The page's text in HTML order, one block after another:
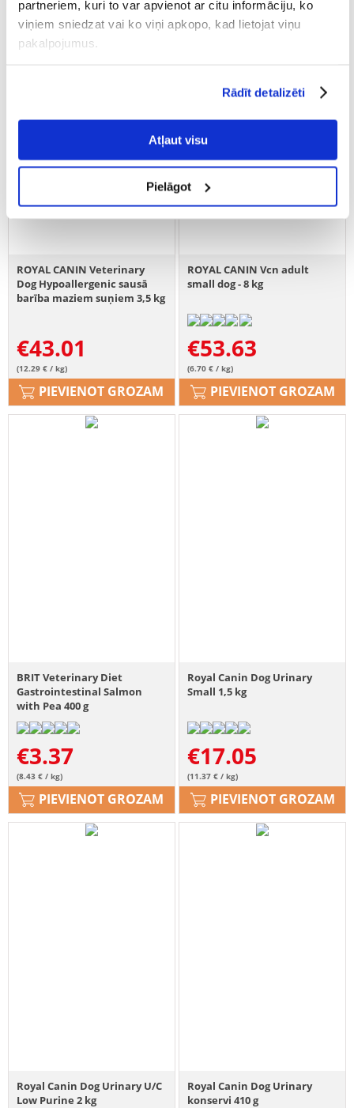
partneriem, kuri to var apvienot ar citu informāciju, ko
viņiem sniedzat vai ko viņi apkopo, kad lietojat viņu
pakalpojumus.
Rādīt detalizēti
Atļaut visu
Pielāgot
ROYAL CANIN Veterinary
Dog Hypoallergenic sausā
barība maziem suņiem 3,5 kg
€43.01
(12.29 € / kg)
PIEVIENOT GROZAM
ROYAL CANIN Vcn adult
small dog - 8 kg
€53.63
(6.70 € / kg)
PIEVIENOT GROZAM
BRIT Veterinary Diet
Gastrointestinal Salmon
with Pea 400 g
€3.37
(8.43 € / kg)
PIEVIENOT GROZAM
Royal Canin Dog Urinary
Small 1,5 kg
€17.05
(11.37 € / kg)
PIEVIENOT GROZAM
Royal Canin Dog Urinary U/C
Low Purine 2 kg
Royal Canin Dog Urinary
konservi 410 g